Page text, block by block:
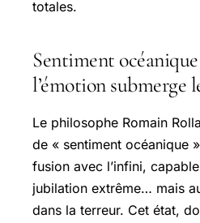
totales.
Sentiment
l’émotion submerge
Le philosophe Romain
de « sentiment océanique
fusion avec l’infini,
jubilation extrême… mais
dans la terreur. Cet état,